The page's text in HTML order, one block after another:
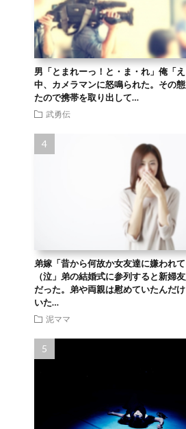
男「とまれーっ！と・ま・れ」俺「
中、カメラマンに怒鳴られた。その
たので携帯を取り出して…
武勇伝
弟嫁「昔から何故か女友達に嫌われ
（泣」弟の結婚式に参列すると新婦
だった。弟や両親は慰めていたんだ
いた…
泥ママ